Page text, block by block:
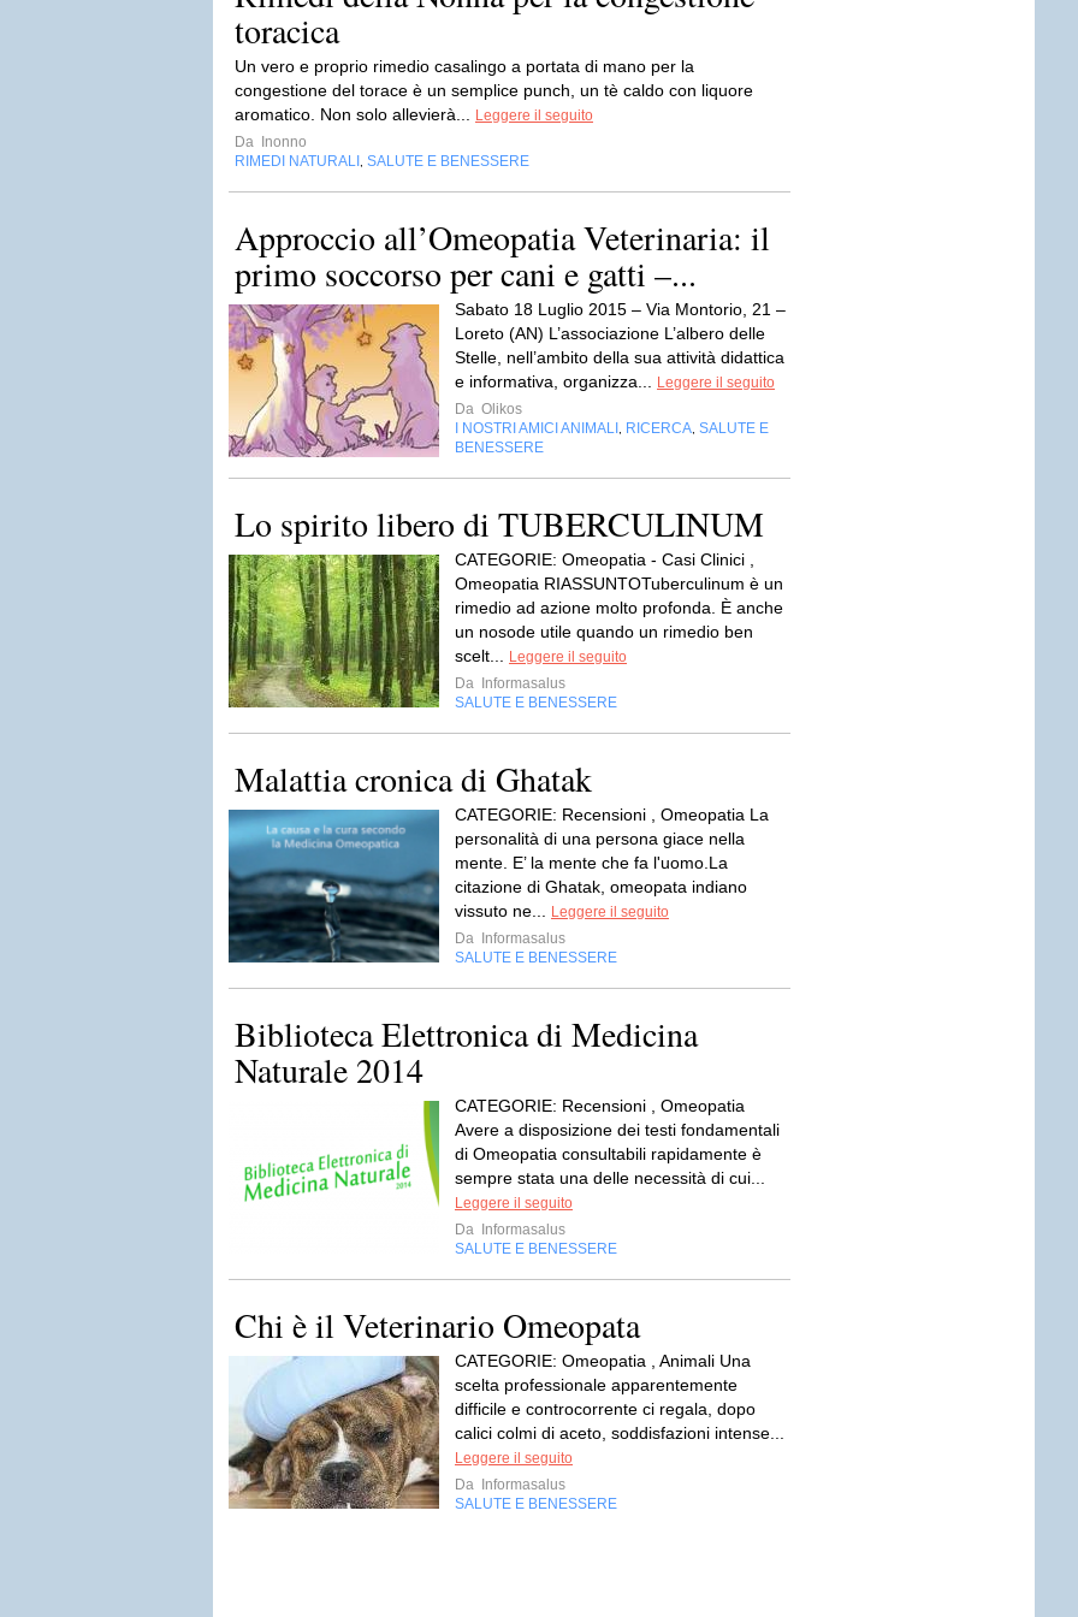
toracica
Un vero e proprio rimedio casalingo a portata di mano per la
congestione del torace è un semplice punch, un tè caldo con liquore
aromatico. Non solo allevierà...
Leggere il seguito
Da
Inonno
RIMEDI NATURALI
SALUTE E BENESSERE
Approccio all’Omeopatia Veterinaria: il
primo soccorso per cani e gatti –...
Sabato 18 Luglio 2015 – Via Montorio, 21 –
Loreto (AN) L’associazione L’albero delle
Stelle, nell’ambito della sua attività didattica
e informativa, organizza...
Leggere il seguito
Da Olikos
I NOSTRI AMICI ANIMALI
RICERCA SALUTE E
BENESSERE
Lo spirito libero di TUBERCULINUM
CATEGORIE: Omeopatia - Casi Clinici ,
Omeopatia RIASSUNTOTuberculinum è un
rimedio ad azione molto profonda. È anche
un nosode utile quando un rimedio ben
scelt...
Leggere il seguito
Da
Informasalus
SALUTE E BENESSERE
Malattia cronica di Ghatak
CATEGORIE: Recensioni , Omeopatia La
personalità di una persona giace nella
mente. E’ la mente che fa l'uomo.La
citazione di Ghatak, omeopata indiano
vissuto ne...
Leggere il seguito
Da
Informasalus
SALUTE E BENESSERE
Biblioteca Elettronica di Medicina
Naturale 2014
CATEGORIE: Recensioni , Omeopatia
Avere a disposizione dei testi fondamentali
di Omeopatia consultabili rapidamente è
sempre stata una delle necessità di cui...
Leggere il seguito
Da
Informasalus
SALUTE E BENESSERE
Chi è il Veterinario Omeopata
CATEGORIE: Omeopatia , Animali Una
scelta professionale apparentemente
difficile e controcorrente ci regala, dopo
calici colmi di aceto, soddisfazioni intense...
Leggere il seguito
Da
Informasalus
SALUTE E BENESSERE